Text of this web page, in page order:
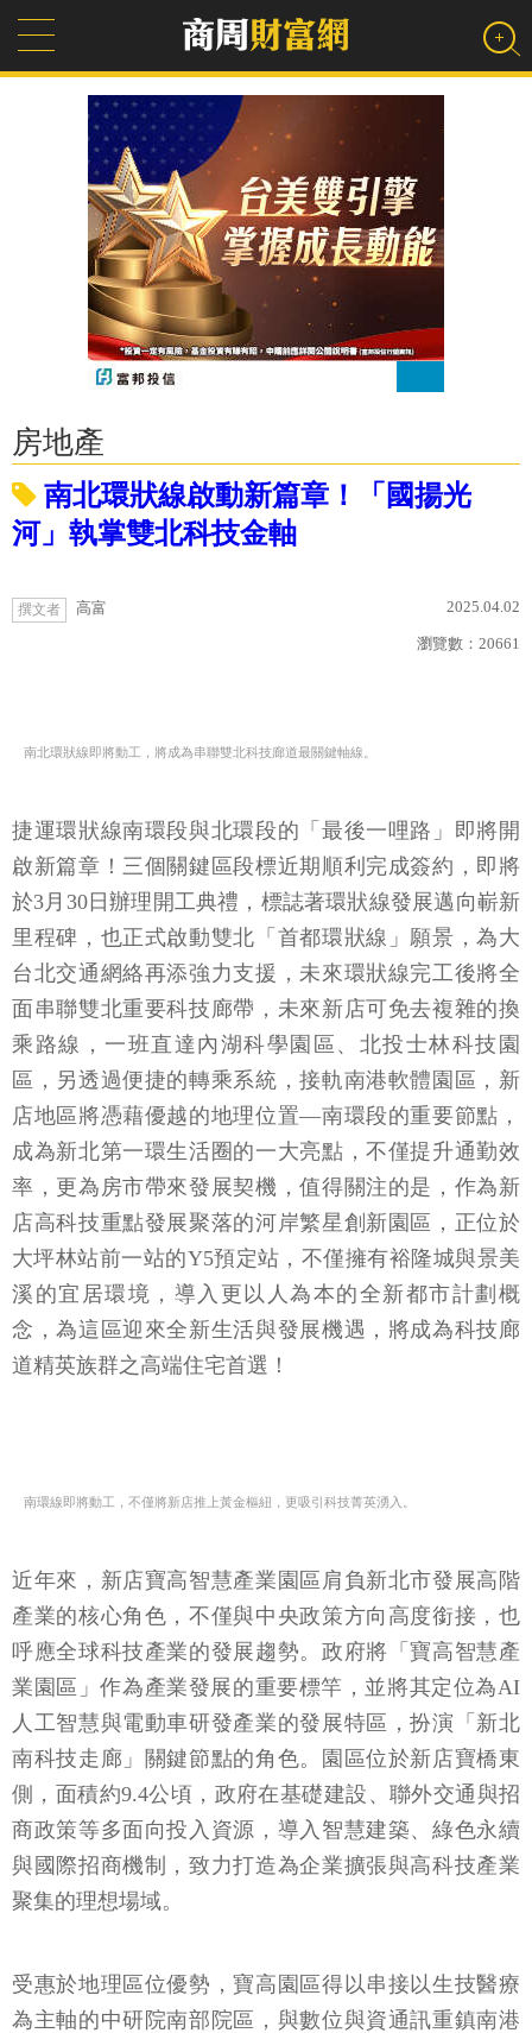
房地產
南北環狀線啟動新篇章！「國揚光
河」執掌雙北科技金軸
撰文者 高富 2025.04.02
瀏覽數： 20661
南北環狀線即將動工，將成為串聯雙北科技廊道最關鍵軸線。
捷運環狀線南環段與北環段的「最後一哩路」即將開
啟新篇章！三個關鍵區段標近期順利完成簽約，即將
於3月30日辦理開工典禮，標誌著環狀線發展邁向嶄新
里程碑，也正式啟動雙北「首都環狀線」願景，為大
台北交通網絡再添強力支援，未來環狀線完工後將全
面串聯雙北重要科技廊帶，未來新店可免去複雜的換
乘路線，一班直達內湖科學園區、北投士林科技園
區，另透過便捷的轉乘系統，接軌南港軟體園區，新
店地區將憑藉優越的地理位置—南環段的重要節點，
成為新北第一環生活圈的一大亮點，不僅提升通勤效
率，更為房市帶來發展契機，值得關注的是，作為新
店高科技重點發展聚落的河岸繁星創新園區，正位於
大坪林站前一站的Y5預定站，不僅擁有裕隆城與景美
溪的宜居環境，導入更以人為本的全新都市計劃概
念，為這區迎來全新生活與發展機遇，將成為科技廊
道精英族群之高端住宅首選！
南環線即將動工，不僅將新店推上黃金樞紐，更吸引科技菁英湧入。
近年來，新店寶高智慧產業園區肩負新北市發展高階
產業的核心角色，不僅與中央政策方向高度銜接，也
呼應全球科技產業的發展趨勢。政府將「寶高智慧產
業園區」作為產業發展的重要標竿，並將其定位為AI
人工智慧與電動車研發產業的發展特區，扮演「新北
南科技走廊」關鍵節點的角色。園區位於新店寶橋東
側，面積約9.4公頃，政府在基礎建設、聯外交通與招
商政策等多面向投入資源，導入智慧建築、綠色永續
與國際招商機制，致力打造為企業擴張與高科技產業
聚集的理想場域。
受惠於地理區位優勢，寶高園區得以串接以生技醫療
為主軸的中研院南部院區，與數位與資通訊重鎮南港